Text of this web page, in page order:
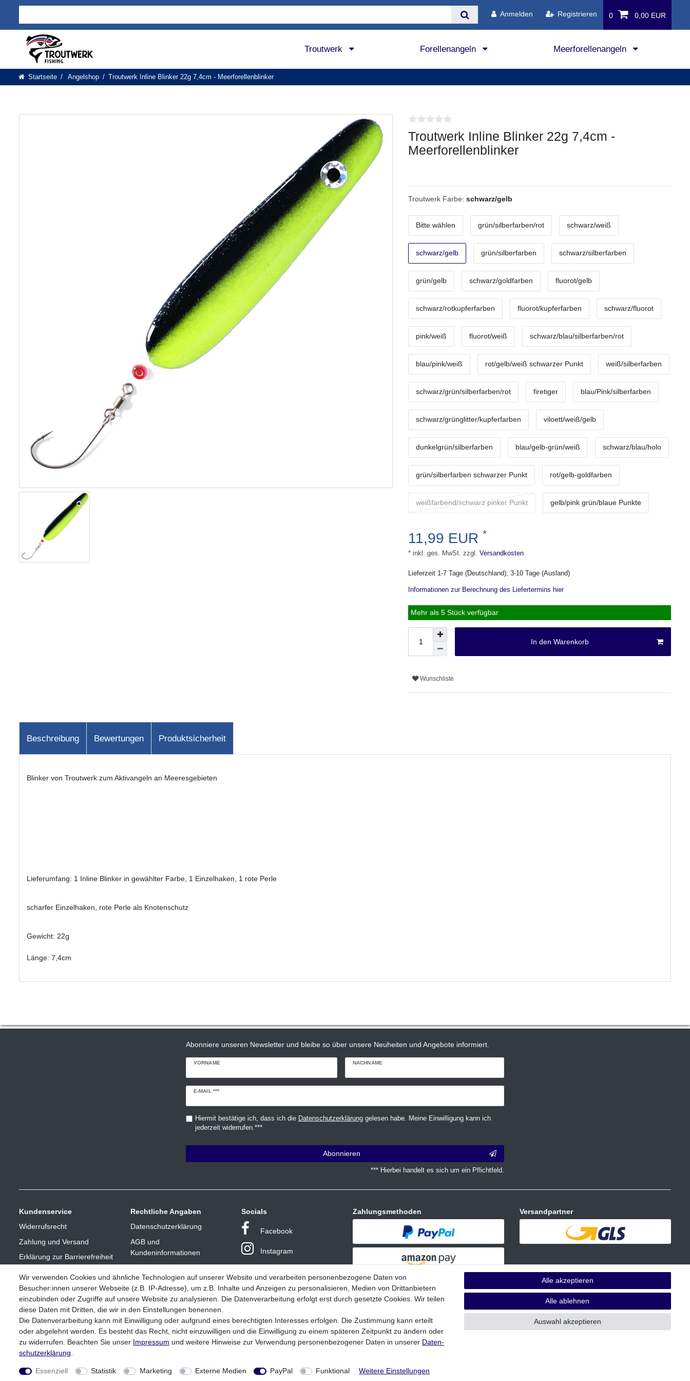
Anmelden Registrieren 0 0,00 EUR
Troutwerk Forellenangeln Meerforellenangeln
Startseite Angelshop Troutwerk Inline Blinker 22g 7,4cm - Meerforellenblinker
Troutwerk Inline Blinker 22g 7,4cm -
Meerforellenblinker
Troutwerk Farbe: schwarz/gelb
Bitte wählen grün/silberfarben/rot schwarz/weiß
schwarz/gelb grün/silberfarben schwarz/silberfarben
grün/gelb schwarz/goldfarben fluorot/gelb
schwarz/rotkupferfarben fluorot/kupferfarben schwarz/fluorot
pink/weiß fluorot/weiß schwarz/blau/silberfarben/rot
blau/pink/weiß rot/gelb/weiß schwarzer Punkt weiß/silberfarben
schwarz/grün/silberfarben/rot firetiger blau/Pink/silberfarben
schwarz/grünglitter/kupferfarben viloett/weiß/gelb
dunkelgrün/silberfarben blau/gelb-grün/weiß schwarz/blau/holo
grün/silberfarben schwarzer Punkt rot/gelb-goldfarben
weißfarbend/schwarz pinker Punkt gelb/pink grün/blaue Punkte
11,99 EUR *
* inkl. ges. MwSt. zzgl. Versandkosten
Lieferzeit 1-7 Tage (Deutschland); 3-10 Tage (Ausland)
Informationen zur Berechnung des Liefertermins hier
Mehr als 5 Stück verfügbar
In den Warenkorb
Wunschliste
Beschreibung Bewertungen Produktsicherheit
Blinker von Troutwerk zum Aktivangeln an Meeresgebieten
Lieferumfang: 1 Inline Blinker in gewählter Farbe, 1 Einzelhaken, 1 rote Perle
scharfer Einzelhaken, rote Perle als Knotenschutz
Gewicht: 22g
Länge: 7,4cm
Abonniere unseren Newsletter und bleibe so über unsere Neuheiten und Angebote informiert.
VORNAME NACHNAME
E-MAIL ***
Newsletter
Hiermit bestätige ich, dass ich die Daten­schutz­erklärunggelesen habe. Meine Einwilligung kann ich
jederzeit widerrufen.***
Abonnieren
*** Hierbei handelt es sich um ein Pflichtfeld.
Kundenservice
Widerrufsrecht
Zahlung und Versand
Erklärung zur Barrierefreiheit
Vertrag widerrufen
Rechtliche Angaben
Datenschutzerklärung
AGB und
Kundeninformationen
Impressum
Socials
Facebook
Instagram
Zahlungsmethoden Versandpartner
* Alle Preise inklusive MwSt. zzgl. Versandkosten
** Bei Variantenartikeln mit unterschiedlichen Preisen pro Variante bezieht sich die angegebene UVP auf die Variante mit dem niedrigsten Preis. Die UVP zu den weiteren Varianten wird bei Klick auf die jeweilige
© Copyright 2026 | Alle Rechte vorbehalten - Troutwerk Fishing GmbH
Wir verwenden Cookies und ähnliche Technologien auf unserer Website und verarbeiten personenbezogene Daten von
Besucher:innen unserer Webseite (z.B. IP-Adresse), um z.B. Inhalte und Anzeigen zu personalisieren, Medien von Drittanbietern
einzubinden oder Zugriffe auf unsere Website zu analysieren. Die Datenverarbeitung erfolgt erst durch gesetzte Cookies. Wir teilen
diese Daten mit Dritten, die wir in den Einstellungen benennen.
Die Datenverarbeitung kann mit Einwilligung oder aufgrund eines berechtigten Interesses erfolgen. Die Zustimmung kann erteilt
oder abgelehnt werden. Es besteht das Recht, nicht einzuwilligen und die Einwilligung zu einem späteren Zeitpunkt zu ändern oder
zu widerrufen. Beachten Sie unser Impressum und weitere Hinweise zur Verwendung personenbezogener Daten in unserer Daten­
schutz­erklärung
Essenziell Statistik Marketing Externe Medien PayPal Funktional Weitere Einstellungen
Alle akzeptieren
Alle ablehnen
Auswahl akzeptieren